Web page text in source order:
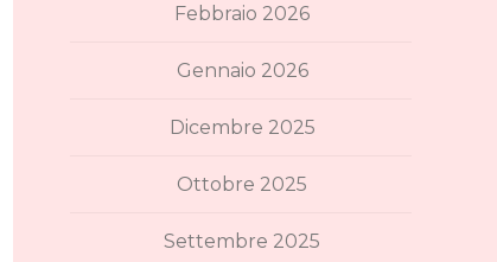
Febbraio 2026
Gennaio 2026
Dicembre 2025
Ottobre 2025
Settembre 2025